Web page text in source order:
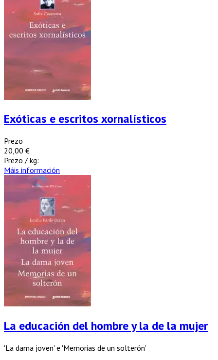
Exóticas e escritos xornalísticos
Prezo
20,00 €
Prezo / kg:
Máis información
La educación del hombre y la de la mujer
'La dama joven' e 'Memorias de un solterón'